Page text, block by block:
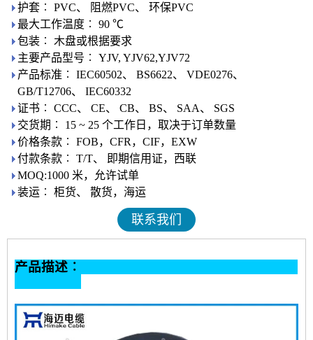
护套︰ PVC、 阻燃PVC、 环保PVC
最大工作温度︰ 90 ℃
包装︰ 木盘或根据要求
主要产品型号︰ YJV, YJV62,YJV72
产品标准︰ IEC60502、 BS6622、 VDE0276、
GB/T12706、 IEC60332
证书︰ CCC、 CE、 CB、 BS、 SAA、 SGS
交货期︰ 15 ~ 25 个工作日，取决于订单数量
价格条款︰ FOB，CFR，CIF，EXW
付款条款︰ T/T、 即期信用证，西联
MOQ:1000 米，允许试单
装运︰ 柜货、 散货，海运
联系我们
产品描述︰